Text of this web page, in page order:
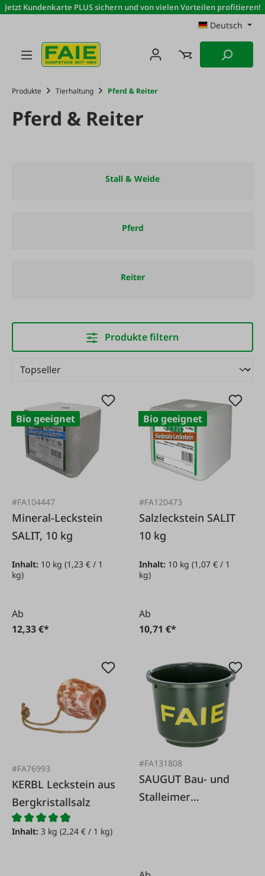
Zum Hauptinhalt springen
Jetzt Kundenkarte PLUS sichern und von vielen Vorteilen profitieren!
Deutsch
Produkte Tierhaltung Pferd & Reiter
Pferd & Reiter
Stall & Weide
Pferd
Reiter
Produkte filtern
Bio geeignet
#FA104447
Mineral-Leckstein
SALIT, 10 kg
Inhalt: 10 kg (1,23 € / 1
kg)
Ab
12,33 €*
Bio geeignet
#FA120473
Salzleckstein SALIT
10 kg
Inhalt: 10 kg(1,07 € / 1
kg)
Ab
10,71 €*
#FA76993
KERBL Leckstein aus
Bergkristallsalz
Inhalt: 3 kg (2,24 € / 1 kg)
#FA131808
SAUGUT Bau- und
Stalleimer